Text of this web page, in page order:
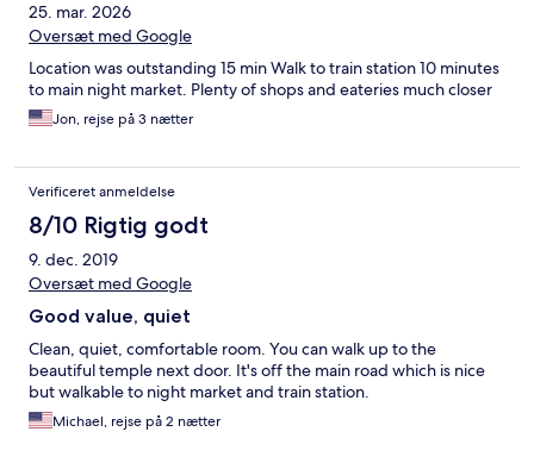
25. mar. 2026
Oversæt med Google
Location was outstanding 15 min Walk to train station 10 minutes
to main night market. Plenty of shops and eateries much closer
Jon, rejse på 3 nætter
Verificeret anmeldelse
8/10 Rigtig godt
9. dec. 2019
Oversæt med Google
Good value, quiet
Clean, quiet, comfortable room. You can walk up to the
beautiful temple next door. It's off the main road which is nice
but walkable to night market and train station.
Michael, rejse på 2 nætter